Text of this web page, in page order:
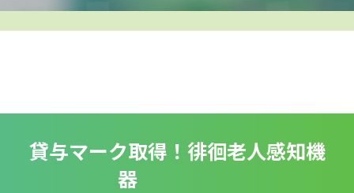
貸与マーク取得！徘徊老人感知機
器